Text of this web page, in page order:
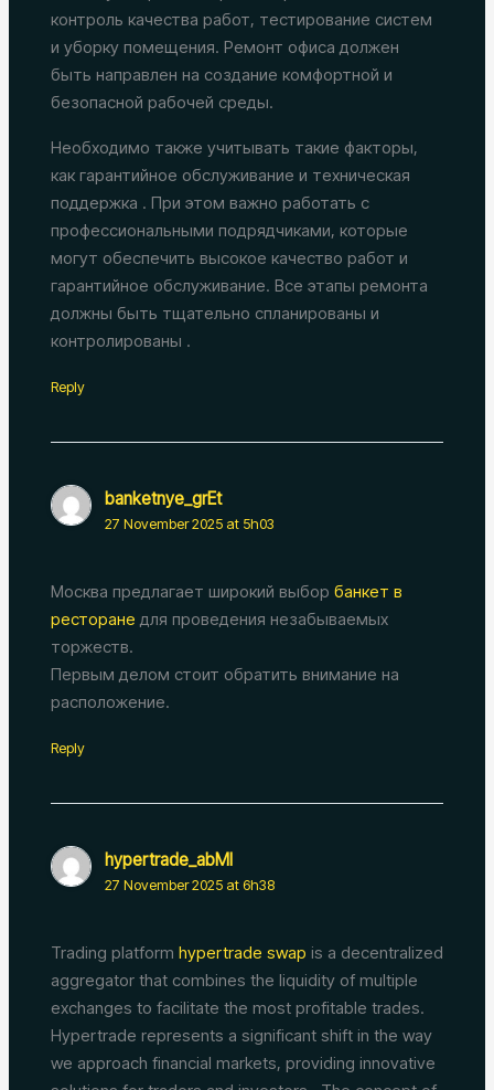
контроль качества работ, тестирование систем
и уборку помещения. Ремонт офиса должен
быть направлен на создание комфортной и
безопасной рабочей среды.
Необходимо также учитывать такие факторы,
как гарантийное обслуживание и техническая
поддержка . При этом важно работать с
профессиональными подрядчиками, которые
могут обеспечить высокое качество работ и
гарантийное обслуживание. Все этапы ремонта
должны быть тщательно спланированы и
контролированы .
Reply
banketnye_grEt
27 November 2025 at 5h03
Москва предлагает широкий выбор банкет в
ресторане для проведения незабываемых
торжеств.
Первым делом стоит обратить внимание на
расположение.
Reply
hypertrade_abMl
27 November 2025 at 6h38
Trading platform hypertrade swap is a decentralized
aggregator that combines the liquidity of multiple
exchanges to facilitate the most profitable trades.
Hypertrade represents a significant shift in the way
we approach financial markets, providing innovative